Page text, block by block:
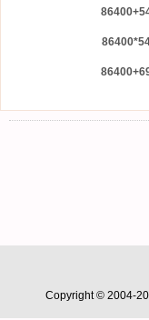
Copyright © 2004-